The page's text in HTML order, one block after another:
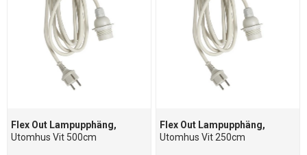
Flex Out Lampupphäng,
Utomhus Vit 500cm
Flex Out Lampupphäng,
Utomhus Vit 250cm